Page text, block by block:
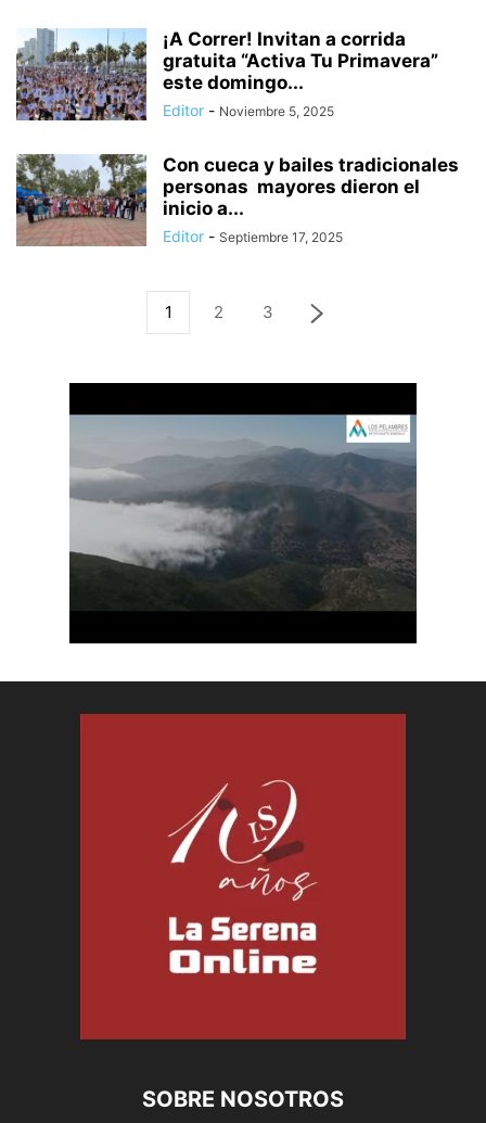
¡A Correr! Invitan a corrida
gratuita “Activa Tu Primavera”
este domingo...
Editor - Noviembre 5, 2025
Con cueca y bailes tradicionales
personas mayores dieron el
inicio a...
Editor - Septiembre 17, 2025
1 2 3
SOBRE NOSOTROS